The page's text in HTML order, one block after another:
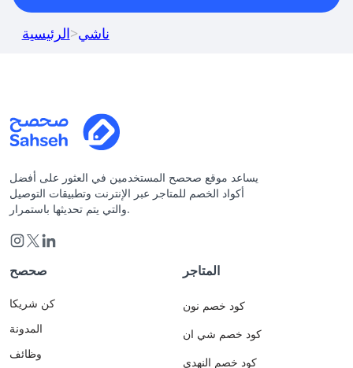
الرئيسية>ناشي
يساعد موقع صحصح المستخدمين في العثور على أفضل
أكواد الخصم للمتاجر عبر الإنترنت وتطبيقات التوصيل
والتي يتم تحديثها باستمرار.
صحصح
كن شريكا
المدونة
وظائف
المتاجر
كود خصم نون
كود خصم شي ان
كود خصم النهدي